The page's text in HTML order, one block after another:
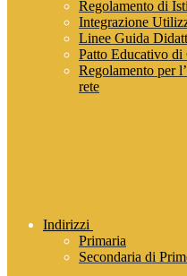
Regolamento di
Integrazione
Linee Guida
Patto Educativo di
Regolamento per
rete
Indirizzi
Primaria
Secondaria di